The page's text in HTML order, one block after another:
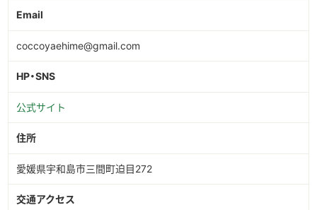
Email
coccoyaehime@gmail.com
HP・SNS
公式サイト
住所
愛媛県宇和島市三間町迫目272
交通アクセス